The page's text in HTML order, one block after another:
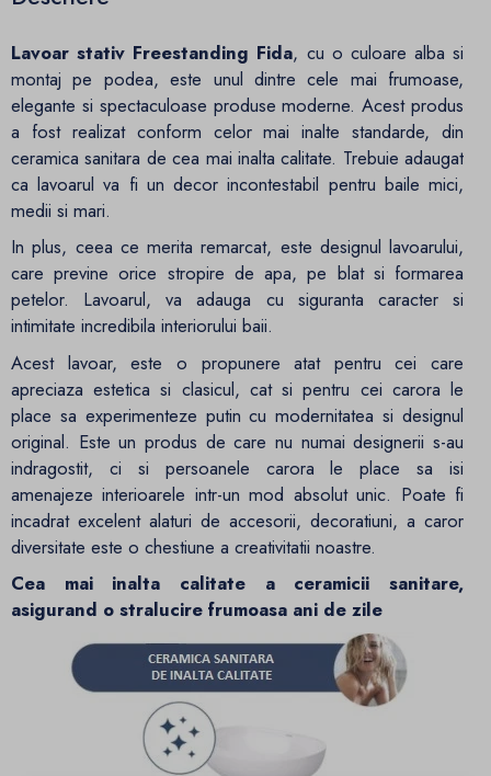
Lavoar stativ Freestanding Fida, cu o culoare alba si
montaj pe podea, este unul dintre cele mai frumoase,
elegante si spectaculoase produse moderne. Acest produs
a fost realizat conform celor mai inalte standarde, din
ceramica sanitara de cea mai inalta calitate. Trebuie adaugat
ca lavoarul va fi un decor incontestabil pentru baile mici,
medii si mari.
In plus, ceea ce merita remarcat, este designul lavoarului,
care previne orice stropire de apa, pe blat si formarea
petelor. Lavoarul, va adauga cu siguranta caracter si
intimitate incredibila interiorului baii.
Acest lavoar, este o propunere atat pentru cei care
apreciaza estetica si clasicul, cat si pentru cei carora le
place sa experimenteze putin cu modernitatea si designul
original. Este un produs de care nu numai designerii s-au
indragostit, ci si persoanele carora le place sa isi
amenajeze interioarele intr-un mod absolut unic. Poate fi
incadrat excelent alaturi de accesorii, decoratiuni, a caror
diversitate este o chestiune a creativitatii noastre.
Cea mai inalta calitate a ceramicii sanitare,
asigurand o stralucire frumoasa ani de zile